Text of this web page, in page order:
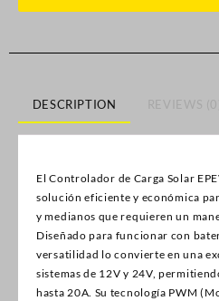
DESCRIPTION REVIEWS (0)
El Controlador de Carga Solar
solución eficiente y económica
y medianos que requieren un
Diseñado para funcionar con
versatilidad lo convierte en una
sistemas de 12V y 24V,
hasta 20A. Su tecnología PWM